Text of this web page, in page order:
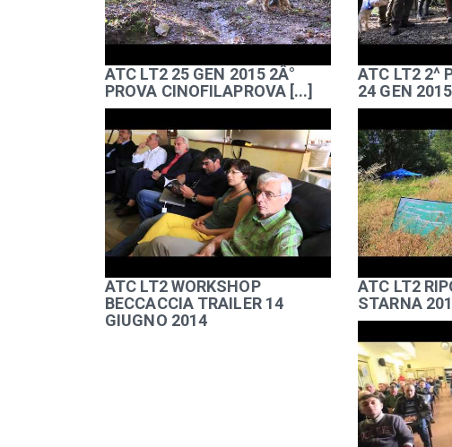
ATC LT2 25 GEN 2015 2Â°
PROVA CINOFILAPROVA [...]
ATC LT2 2^
24 GEN 2015
ATC LT2 WORKSHOP
BECCACCIA TRAILER 14
GIUGNO 2014
ATC LT2
STARNA